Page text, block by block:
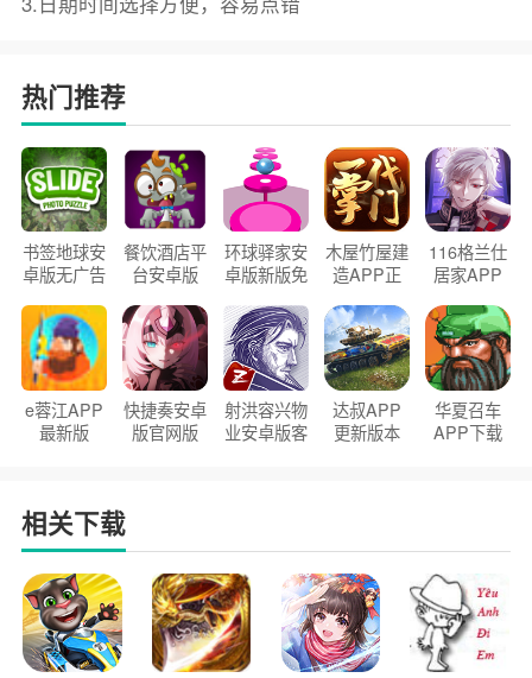
热门推荐
书签地球安
卓版无广告
餐饮酒店平
台安卓版
环球驿家安
卓版新版免
木屋竹屋建
造APP正
116格兰仕
居家APP
e蓉江APP
最新版
快捷奏安卓
版官网版
射洪容兴物
业安卓版客
达叔APP
更新版本
华夏召车
APP下载
相关下载